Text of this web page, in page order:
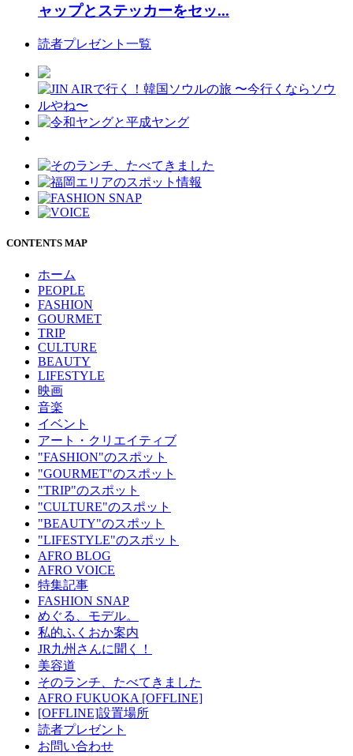
ャップとステッカーをセッ...
読者プレゼント一覧
CONTENTS MAP
ホーム
PEOPLE
FASHION
GOURMET
TRIP
CULTURE
BEAUTY
LIFESTYLE
映画
音楽
イベント
アート・クリエイティブ
"FASHION"のスポット
"GOURMET"のスポット
"TRIP"のスポット
"CULTURE"のスポット
"BEAUTY"のスポット
"LIFESTYLE"のスポット
AFRO BLOG
AFRO VOICE
特集記事
FASHION SNAP
めぐる、モデル。
私的ふくおか案内
JR九州さんに聞く！
美容道
そのランチ、たべてきました
AFRO FUKUOKA [OFFLINE]
[OFFLINE]設置場所
読者プレゼント
お問い合わせ